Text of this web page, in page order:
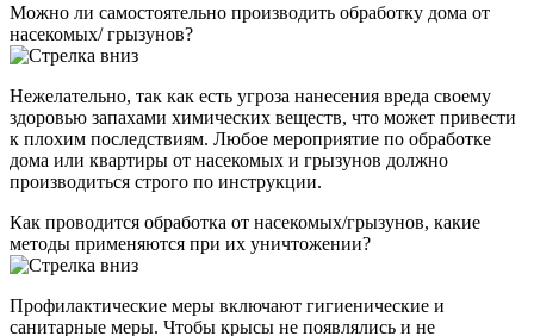
Можно ли самостоятельно производить обработку дома от
насекомых/ грызунов?
Нежелательно, так как есть угроза нанесения вреда своему
здоровью запахами химических веществ, что может привести
к плохим последствиям. Любое мероприятие по обработке
дома или квартиры от насекомых и грызунов должно
производиться строго по инструкции.
Как проводится обработка от насекомых/грызунов, какие
методы применяются при их уничтожении?
Профилактические меры включают гигиенические и
санитарные меры. Чтобы крысы не появлялись и не